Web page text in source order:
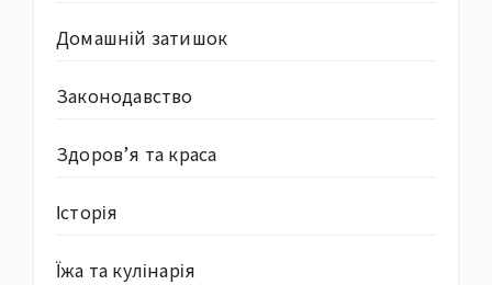
Домашній затишок
Законодавство
Здоров’я та краса
Історія
Їжа та кулінарія